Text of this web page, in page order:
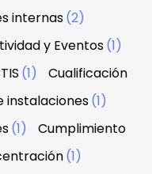
internas(2)
y Eventos(1)
(1)
Cualificación
instalaciones(1)
(1)
Cumplimiento
(1)